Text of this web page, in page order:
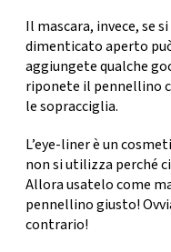
Il mascara, invece, se
dimenticato aperto
aggiungetequalche
riponete il pennellino
le sopracciglia.
L’eye-linerè un
non si utilizza perché
Allora usatelo come
pennellino giusto!
contrario!